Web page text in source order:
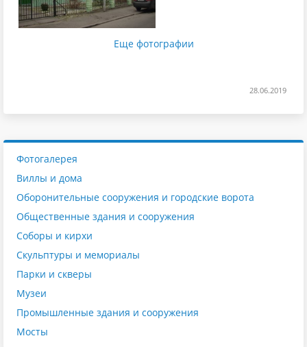
Еще фотографии
28.06.2019
Фотогалерея
Виллы и дома
Оборонительные сооружения и городские ворота
Общественные здания и сооружения
Соборы и кирхи
Скульптуры и мемориалы
Парки и скверы
Музеи
Промышленные здания и сооружения
Мосты